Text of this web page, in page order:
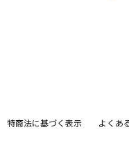
特商法に基づく表示 よくあ